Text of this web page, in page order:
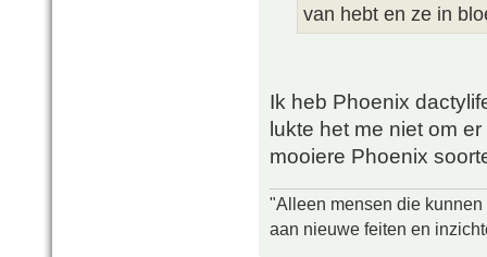
van hebt en ze in
Ik heb Phoenix
lukte het me niet om
mooiere Phoenix
"Alleen mensen die
aan nieuwe feiten en